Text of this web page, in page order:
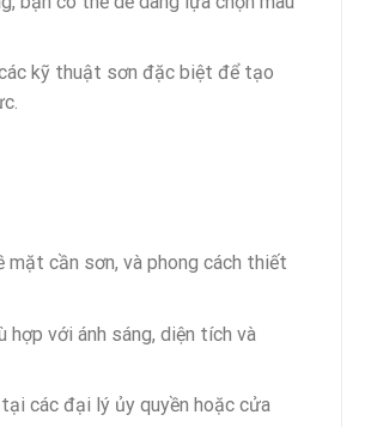
kỹ thuật sơn đặc biệt để tạo
mặt cần sơn, và phong cách thiết
hợp với ánh sáng, diện tích và
các đại lý ủy quyền hoặc cửa